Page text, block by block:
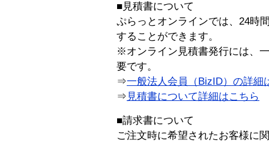
■見積書について
ぷらっとオンラインでは、24時
することができます。
※オンライン見積書発行には、
要です。
⇒一般法人会員（BizID）の詳細
⇒ 見積書について詳細はこちら
■請求書について
ご注文時に希望されたお客様に